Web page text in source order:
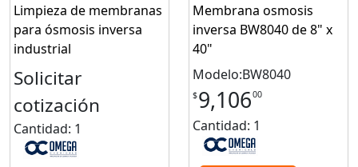
Limpieza de membranas
para ósmosis inversa
industrial
Solicitar
cotización
Cantidad: 1
Membrana osmosis
inversa BW8040 de 8" x
40"
Modelo:BW8040
$9,10600
Cantidad: 1